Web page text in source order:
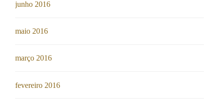
junho 2016
maio 2016
março 2016
fevereiro 2016